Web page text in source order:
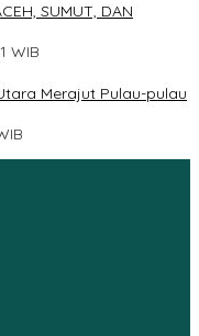
SUMUT, DAN
WIB
Merajut Pulau-pulau